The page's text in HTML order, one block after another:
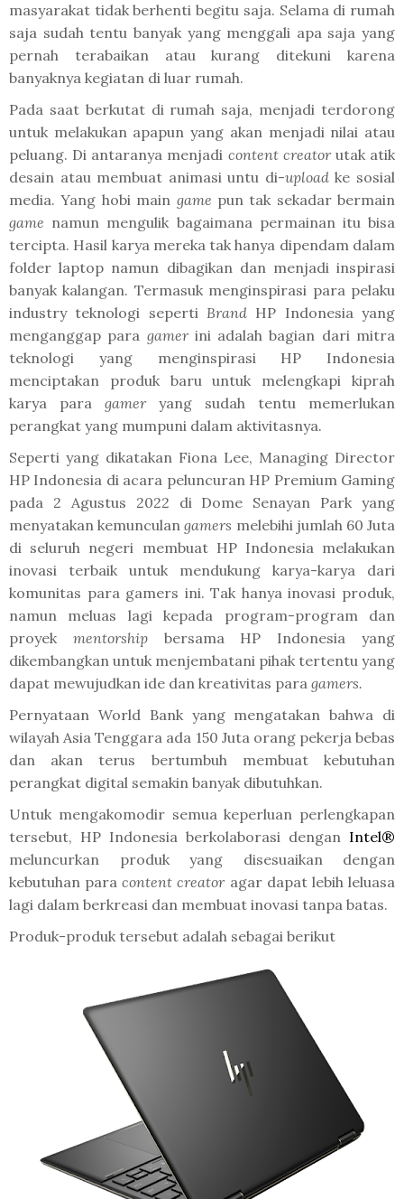
masyarakat tidak berhenti begitu saja. Selama di rumah
saja sudah tentu banyak yang menggali apa saja yang
pernah terabaikan atau kurang ditekuni karena
banyaknya kegiatan di luar rumah.
Pada saat berkutat di rumah saja, menjadi terdorong
untuk melakukan apapun yang akan menjadi nilai atau
peluang. Di antaranya menjadi content creatorutak atik
desain atau membuat animasi untu di-uploadke sosial
media. Yang hobi main game pun tak sekadar bermain
game namun mengulik bagaimana permainan itu bisa
tercipta. Hasil karya mereka tak hanya dipendam dalam
folder laptop namun dibagikan dan menjadi inspirasi
banyak kalangan. Termasuk menginspirasi para pelaku
industry teknologi seperti Brand HP Indonesia yang
menganggap para gamerini adalah bagian dari mitra
teknologi yang menginspirasi HP Indonesia
menciptakan produk baru untuk melengkapi kiprah
karya para gamer yang sudah tentu memerlukan
perangkat yang mumpuni dalam aktivitasnya.
Seperti yang dikatakan Fiona Lee, Managing Director
HP Indonesia di acara peluncuran HP Premium Gaming
pada 2 Agustus 2022 di Dome Senayan Park yang
menyatakan kemunculangamers melebihi jumlah 60 Juta
di seluruh negeri membuat HP Indonesia melakukan
inovasi terbaik untuk mendukung karya-karya dari
komunitas para gamers ini. Tak hanya inovasi produk,
namun meluas lagi kepada program-program dan
proyek mentorship bersama HP Indonesia yang
dikembangkan untuk menjembatani pihak tertentu yang
dapat mewujudkan ide dan kreativitas para gamers.
Pernyataan World Bank yang mengatakan bahwa di
wilayah Asia Tenggara ada 150 Juta orang pekerja bebas
dan akan terus bertumbuh membuat kebutuhan
perangkat digital semakin banyak dibutuhkan.
Untuk mengakomodir semua keperluan perlengkapan
tersebut, HP Indonesia berkolaborasi dengan Intel®
meluncurkan produk yang disesuaikan dengan
kebutuhan paracontent creator agar dapat lebih leluasa
lagi dalam berkreasi dan membuat inovasi tanpa batas.
Produk-produk tersebut adalah sebagai berikut